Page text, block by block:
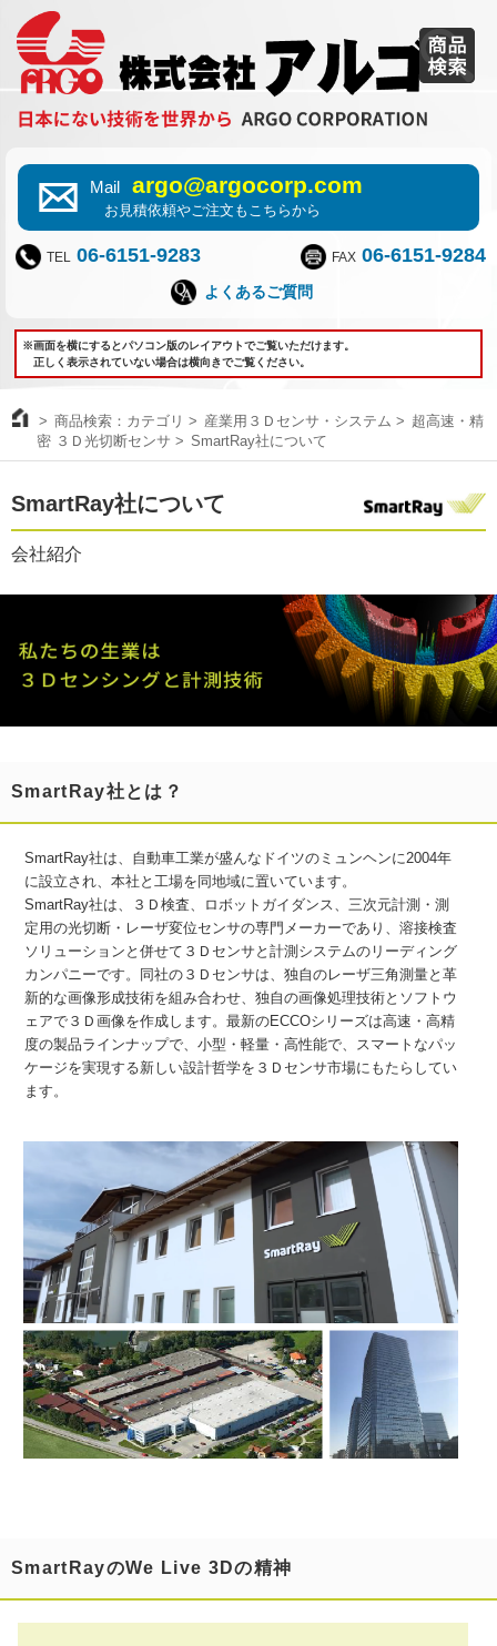
Mail argo@argocorp.com
お見積依頼やご注文もこちらから
TEL 06-6151-9283 FAX 06-6151-9284
よくあるご質問
※画面を横にするとパソコン版のレイアウトでご覧いただけます。
正しく表示されていない場合は横向きでご覧ください。
商品検索：カテゴリ 産業用３Ｄセンサ・システム
超高速・精
密 ３Ｄ光切断センサ
SmartRay社について
SmartRay社について
会社紹介
SmartRay社とは？
SmartRay社は、自動車工業が盛んなドイツのミュンヘンに2004年
に設立され、本社と工場を同地域に置いています。
SmartRay社は、３Ｄ検査、ロボットガイダンス、三次元計測・測
定用の光切断・レーザ変位センサの専門メーカーであり、溶接検査
ソリューションと併せて３Ｄセンサと計測システムのリーディング
カンパニーです。同社の３Ｄセンサは、独自のレーザ三角測量と革
新的な画像形成技術を組み合わせ、独自の画像処理技術とソフトウ
ェアで３Ｄ画像を作成します。最新のECCOシリーズは高速・高精
度の製品ラインナップで、小型・軽量・高性能で、スマートなパッ
ケージを実現する新しい設計哲学を３Ｄセンサ市場にもたらしてい
ます。
SmartRayのWe Live 3Dの精神